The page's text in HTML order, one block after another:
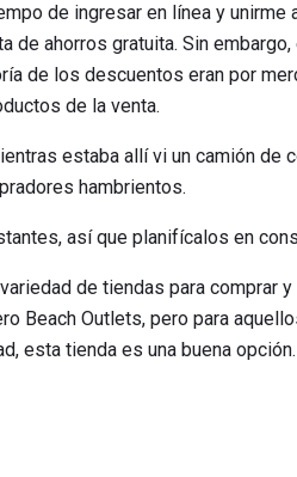
de ingresar en línea y unirme
de ahorros gratuita. Sin
de los descuentos eran por
de la venta.
estaba allí vi un camión de
hambrientos.
así que planifícalos en
de tiendas para comprar
Beach Outlets, pero para
esta tienda es una buena